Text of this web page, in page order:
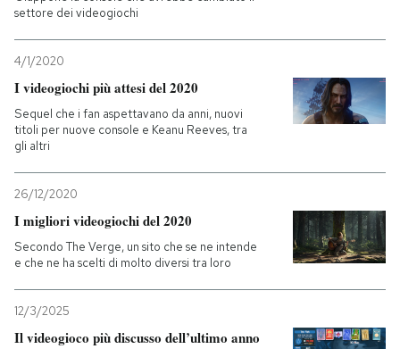
settore dei videogiochi
4/1/2020
I videogiochi più attesi del 2020
Sequel che i fan aspettavano da anni, nuovi
titoli per nuove console e Keanu Reeves, tra
gli altri
26/12/2020
I migliori videogiochi del 2020
Secondo The Verge, un sito che se ne intende
e che ne ha scelti di molto diversi tra loro
12/3/2025
Il videogioco più discusso dell’ultimo anno